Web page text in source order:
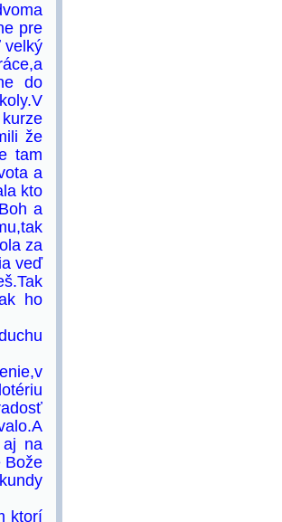
pre
velký
do
že
tam
a
kto
a
za
veď
ho
na
Bože
ktorí